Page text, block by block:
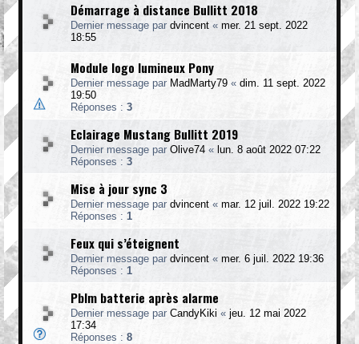
Démarrage à distance Bullitt 2018
Dernier message par dvincent « mer. 21 sept. 2022
18:55
Module logo lumineux Pony
Dernier message par MadMarty79 « dim. 11 sept. 2022
19:50
Réponses : 3
Eclairage Mustang Bullitt 2019
Dernier message par Olive74 « lun. 8 août 2022 07:22
Réponses : 3
Mise à jour sync 3
Dernier message par dvincent « mar. 12 juil. 2022 19:22
Réponses : 1
Feux qui s’éteignent
Dernier message par dvincent « mer. 6 juil. 2022 19:36
Réponses : 1
Pblm batterie après alarme
Dernier message par CandyKiki « jeu. 12 mai 2022
17:34
Réponses : 8